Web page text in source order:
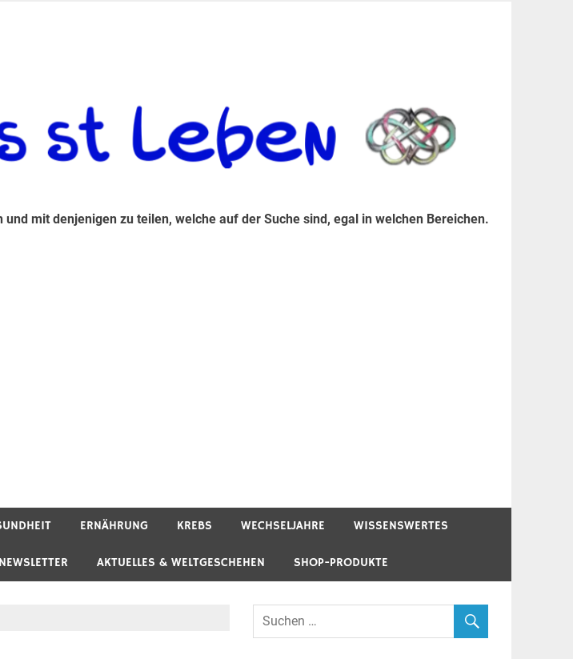
mit denjenigen zu teilen, welche auf der Suche sind, egal in welchen Bereichen.
ERNÄHRUNG KREBS WECHSELJAHRE WISSENSWERTES
NEWSLETTER AKTUELLES & WELTGESCHEHEN SHOP-PRODUKTE